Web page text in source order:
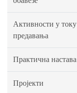
Активности у току
предавања
Практична настава
Пројекти